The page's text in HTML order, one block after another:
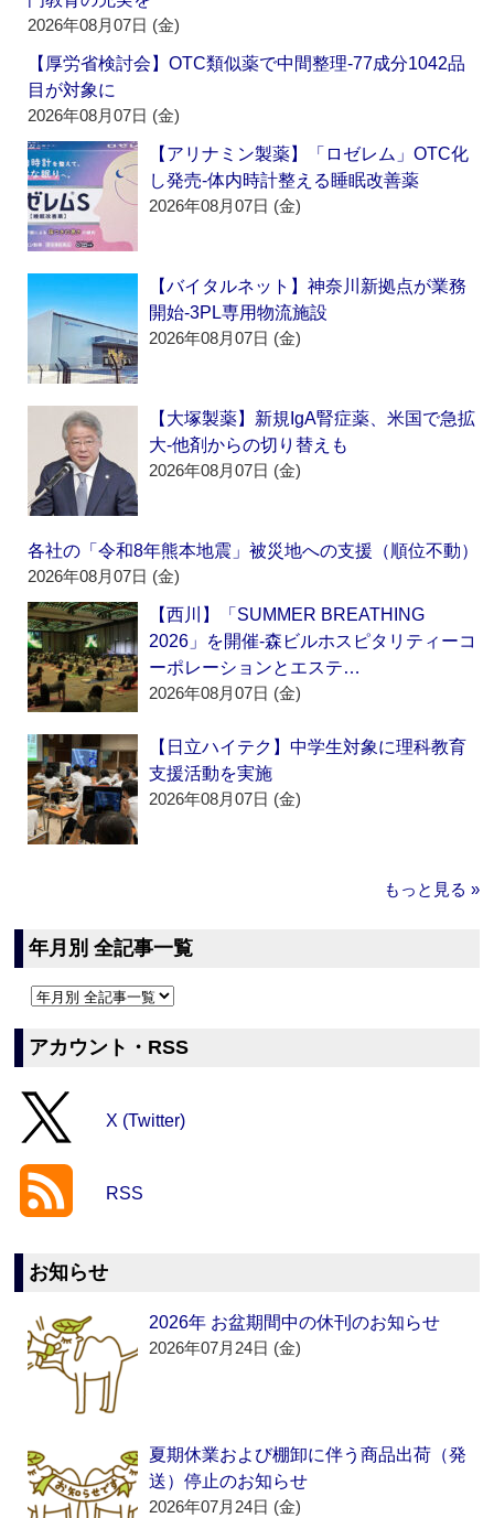
2026年08月07日 (金)
【厚労省検討会】OTC類似薬で中間整理‐77成分1042品
目が対象に
2026年08月07日 (金)
【アリナミン製薬】「ロゼレム」OTC化
し発売‐体内時計整える睡眠改善薬
2026年08月07日 (金)
【バイタルネット】神奈川新拠点が業務
開始‐3PL専用物流施設
2026年08月07日 (金)
【大塚製薬】新規IgA腎症薬、米国で急拡
大‐他剤からの切り替えも
2026年08月07日 (金)
各社の「令和8年熊本地震」被災地への支援（順位不動）
2026年08月07日 (金)
【西川】「SUMMER BREATHING
2026」を開催‐森ビルホスピタリティーコ
ーポレーションとエステ…
2026年08月07日 (金)
【日立ハイテク】中学生対象に理科教育
支援活動を実施
2026年08月07日 (金)
もっと見る »
年月別 全記事一覧
アカウント・RSS
X (Twitter)
RSS
お知らせ
2026年 お盆期間中の休刊のお知らせ
2026年07月24日 (金)
夏期休業および棚卸に伴う商品出荷（発
送）停止のお知らせ
2026年07月24日 (金)